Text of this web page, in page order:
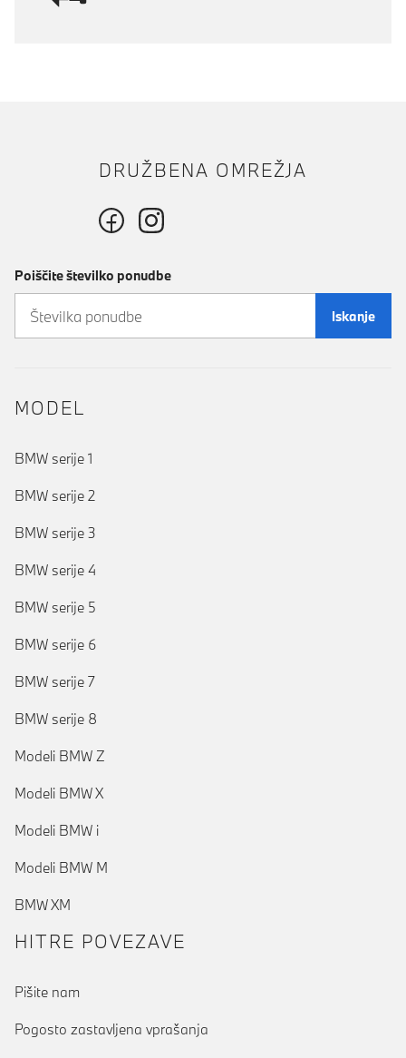
DRUŽBENA OMREŽJA
Poiščite številko ponudbe
Iskanje
MODEL
BMW serije 1
BMW serije 2
BMW serije 3
BMW serije 4
BMW serije 5
BMW serije 6
BMW serije 7
BMW serije 8
Modeli BMW Z
Modeli BMW X
Modeli BMW i
Modeli BMW M
BMW XM
HITRE POVEZAVE
Pišite nam
Pogosto zastavljena vprašanja